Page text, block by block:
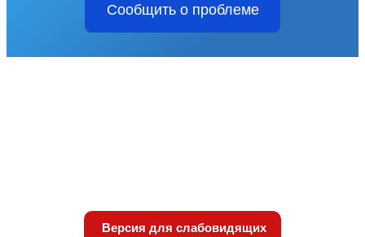
Сообщить о проблеме
Версия для слабовидящих